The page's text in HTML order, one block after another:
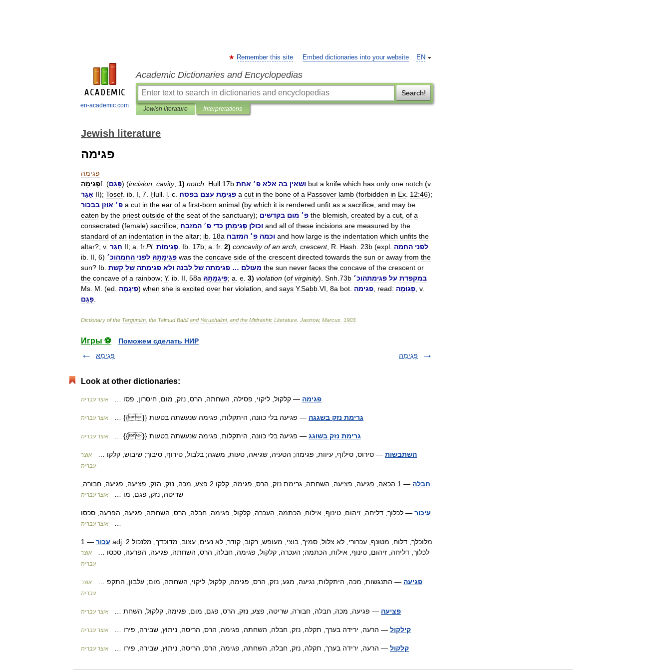
en-academic.com
EN
Remember this site Embed dictionaries into your website
Academic Dictionaries and Encyclopedias
Search!
Jewish literature Interpretations
Jewish literature
פגימה
פגימה
פְּגִימָהf . (פָּגם) (incision cavity, 1) notch Ḥull 17b ושאין בה אלא פ׳ אחת but a knife which has only one notch (v.
אָגַר II); Tosef ib I 7 Ḥull l c פְּגִימַת עצם בפסח a cut in the bone of a Passover lamb (forbidden in Ex 12:46);
פ׳ אוזן בבכור a cut in the ear of a first-born animal (by which it is rendered unfit as a sacrifice and may be
eaten by the priest outside of the seat of the sanctuary); פ׳ מום בקדשים the blemish created by a cut of a
consecrated (female) sacrifice; וכולן פְּגִימָתָן כדי פ׳ המזבח and all of these incisions are measured by the
standard of an indentation in the altar; ib 18a וכמה פ׳ המזבח and how large is the indentation which unfits the
altar?; v. חָגַר II; a fr.Pl. פְּגִימוֹת Ib 17b; a fr. 2) concavity of an arch crescent, R Hash 23b (expl לפני החמה
ib II 6) פְּגִימָתָהּ לפני החמהוכ׳ was the concave side of the crescent directed towards the sun or away from the
sun? Ib מעולם … פגימתה של לבנה ולא פגימתה של קשת the sun never faces the concave of the crescent or
the concave of a rainbow; Y. ib II 58a פִּיגְמָתָהּ; a e 3) violation (of virginity). Snh 73b במקפדת על פגימתהוכ׳
Ms M . (ed פִּיגְמָהּ) when she is excited over her violation and says Y.Sabb VI 8a bot פגימה read: פְּגוּמָה v.
פָּגַם
Dictionary of the Targumim the Talmud Babli and Yerushalmi, and the Midrashic Literature Jastrow, Marcus 1903
Игры ⚽
Поможем сделать НИР
פְּגִימָא
פְּגִימָה
Look at other dictionaries:
פגימה — קלקול, ליקוי, פסילה, השחתה, הרס, נזק, מום, חיסרון, פסו … אוצר עברית
גרימת נזק בשגגה — פגיעה בלי כוונה, היתקלות, פגימה שנעשתה בטעות {{}} … אוצר עברית
גרימת נזק בשוגג — פגיעה בלי כוונה, היתקלות, פגימה שנעשתה בטעות {{}} … אוצר עברית
השתבשות — סירוס, סילוף, עיוות, פגימה; הטעיה, שגיאה, טעות, משגה; בלבול, טירוף, סיבוך; שיבוש, קלקו …
אוצר
עברית
חבלה
— 1 הכאה, פגיעה, פציעה, השחתה, גרימת נזק, הרס, פגימה, קלקו 2 פצע, מכה, נזק, הזק, פציעה, פגיעה, חבורה,
שריטה, נזק, פגם, מו …
אוצר עברית
עיכור — לכלוך, דליחה, זיהום, טינוף, אילוח, הכתמה; העכרה, קלקול, פגימה, חבלה, הרס, השחתה, פגיעה, הפרעה, סכסו
אוצר עברית
עכור
— 1 adj. מלוכלך, דלוח, מטונף, עכרורי, לא צלול, סמיך, בוצי, מעופש, רקוב; קודר, לא נעים, עצוב, מדוכדך, מלנכול 2
לכלוך, דליחה, זיהום, טינוף, אילוח, הכתמה; העכרה, קלקול, פגימה, חבלה, הרס, השחתה, פגיעה, הפרעה, סכסו …
אוצר
עברית
פגיעה — התנגשות, מכה, היתקלות, נגיעה, מגע; נזק, הרס, פגימה, קלקול, ליקוי, השחתה, מום; עלבון, התקפ …
אוצר
עברית
פציעה — פגיעה, מכה, חבלה, חבורה, שריטה, פצע, נזק, הרס, פגם, מום, פגימה, קלקול, השחת … אוצר עברית
קילקול — הרעה, ירידה בערך, תקלה, נזק, חבלה, השחתה, פגימה, הרס, הריסה, ניתוץ, שבירה, פירו … אוצר עברית
קלקול — הרעה, ירידה בערך, תקלה, נזק, חבלה, השחתה, פגימה, הרס, הריסה, ניתוץ, שבירה, פירו … אוצר עברית